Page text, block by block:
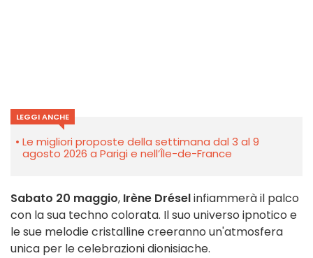
LEGGI ANCHE
Le migliori proposte della settimana dal 3 al 9
agosto 2026 a Parigi e nell’Île-de-France
Sabato 20 maggio, Irène Dréselinfiammerà il palco
con la sua techno colorata. Il suo universo ipnotico e
le sue melodie cristalline creeranno un'atmosfera
unica per le celebrazioni dionisiache.